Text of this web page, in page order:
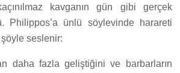
kavganın gün gibi gerçek
Philippos’a ünlü söylevinde harareti
seslenir:
daha fazla geliştiğini ve barbarların